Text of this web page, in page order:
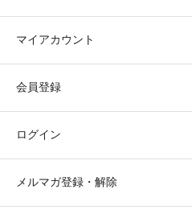
マイアカウント
会員登録
ログイン
メルマガ登録・解除